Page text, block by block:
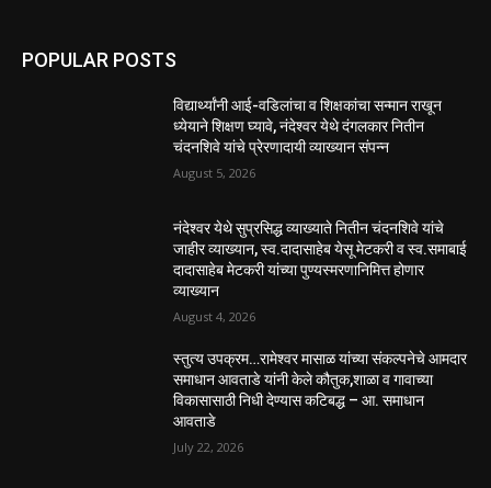
POPULAR POSTS
विद्यार्थ्यांनी आई-वडिलांचा व शिक्षकांचा सन्मान राखून
ध्येयाने शिक्षण घ्यावे, नंदेश्वर येथे दंगलकार नितीन
चंदनशिवे यांचे प्रेरणादायी व्याख्यान संपन्न
August 5, 2026
नंदेश्वर येथे सुप्रसिद्ध व्याख्याते नितीन चंदनशिवे यांचे
जाहीर व्याख्यान, स्व.दादासाहेब येसू मेटकरी व स्व.समाबाई
दादासाहेब मेटकरी यांच्या पुण्यस्मरणानिमित्त होणार
व्याख्यान
August 4, 2026
स्तुत्य उपक्रम…रामेश्वर मासाळ यांच्या संकल्पनेचे आमदार
समाधान आवताडे यांनी केले कौतुक,शाळा व गावाच्या
विकासासाठी निधी देण्यास कटिबद्ध – आ. समाधान
आवताडे
July 22, 2026